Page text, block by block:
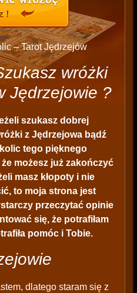
– Tarot Jędrzejów
wróżki
Jędrzejowie ?
szukasz dobrej
z Jędrzejowa bądź
tego pięknego
możesz już zakończyć
masz kłopoty i nie
to moja strona jest
przeczytać opinie
się, że potrafiłam
pomóc i Tobie.
dlatego staram się z